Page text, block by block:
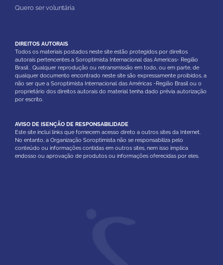
Quero ser voluntária
DIREITOS AUTORAIS
Todos os materiais postados neste site estão protegidos por direitos
autorais pertencentes a Soroptimista Internacional das Americas- Região
Brasil . Qualquer reprodução ou retransmissão em todo, ou em parte, de
qualquer documento encontrado neste site são expressamente proibidos, a
não ser que a Soroptimista Internacional das Américas -Região Brasil ou o
proprietário dos direitos autorais do material tenha dado prévia autorização
por escrito.
AVISO DE ISENÇÃO DE RESPONSABILIDADE
Este site inclui links que fornecem acesso direto a outros sites da Internet.
No entanto, a Organização Soroptimista não se responsabiliza pelo
conteúdo ou informações contidas em outros sites, nem isso implica
endosso ou aprovação de produtos ou informações oferecidas por eles.